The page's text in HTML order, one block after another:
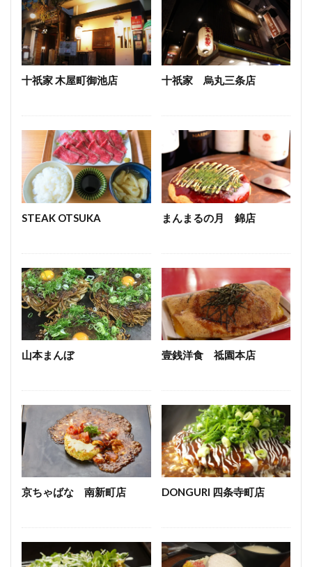
十祇家 木屋町御池店 十祇家 烏丸三条店
STEAK OTSUKA まんまるの月 錦店
山本まんぼ 壹銭洋食 祗園本店
京ちゃばな 南新町店 DONGURI 四条寺町店
定食
ビーガン 串カツ 日本酒
そば
懐石料理
中華料理 天ぷら ハラル
弁当
うどん
とんかつ 和牛 焼き鳥